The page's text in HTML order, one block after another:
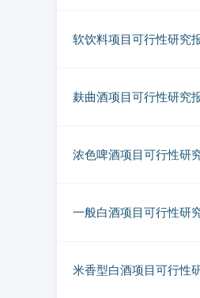
软饮料项目可行性研究
麸曲酒项目可行性研究
浓色啤酒项目可行性研
一般白酒项目可行性研
米香型白酒项目可行性